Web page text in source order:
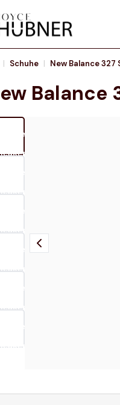
| Schuhe | New Balance
Balance